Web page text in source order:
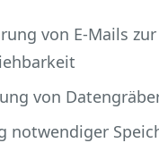
von E-Mails zur
von
notwendiger